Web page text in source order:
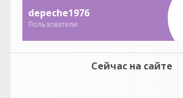
лампочку...
Это романтичная картина,
но в профессиональных
студиях все было гораздо
depeche1976
Пользователи
Сейчас на сайте